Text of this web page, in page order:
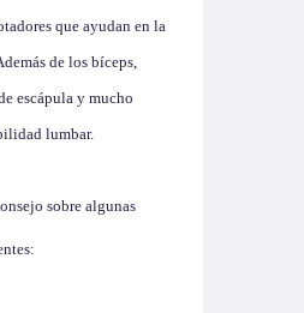
que ayudan en la
de los bíceps,
escápula y mucho
lumbar.
sobre algunas